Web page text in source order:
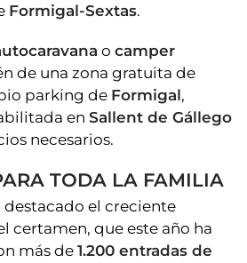
Formigal-Sextas.
o camper
de una zona gratuita de
parking de Formigal,
en Sallent de Gállego
necesarios.
TODA LA FAMILIA
destacado el creciente
certamen, que este año ha
más de1.200 entradas de